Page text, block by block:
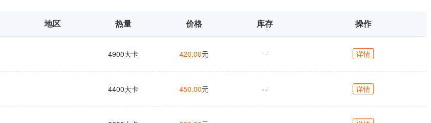
地区 热量 价格 库存 操作
4900大卡 420.00元 -- 详情
4400大卡 450.00元 -- 详情